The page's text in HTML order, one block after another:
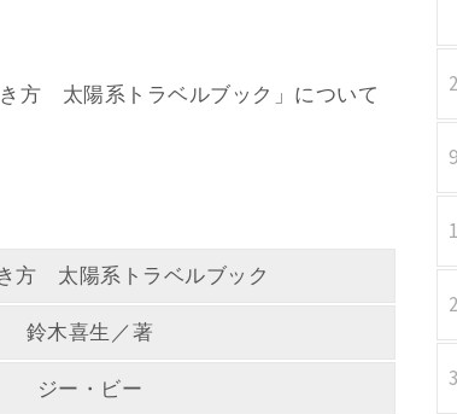
方 太陽系トラベルブック」について
方 太陽系トラベルブック
鈴木喜生／著
ジー・ビー